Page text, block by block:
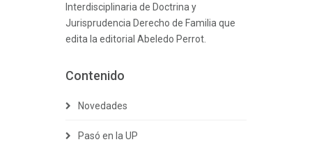
Interdisciplinaria de Doctrina y
Jurisprudencia Derecho de Familia que
edita la editorial Abeledo Perrot.
Contenido
Novedades
Pasó en la UP